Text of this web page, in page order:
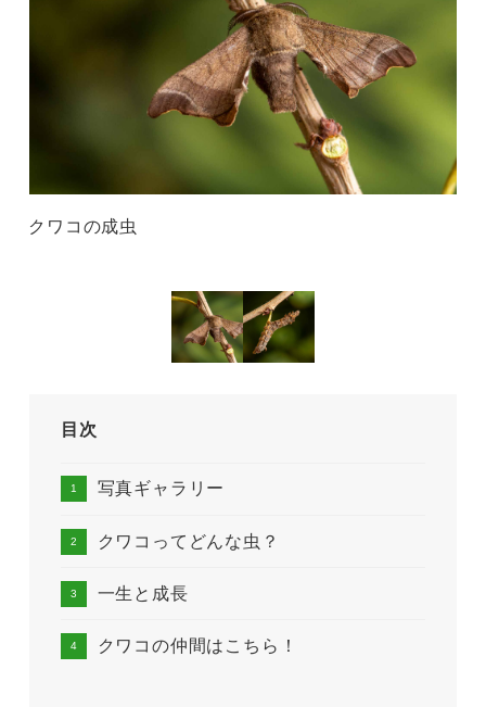
クワコの成虫
目次
写真ギャラリー
クワコってどんな虫？
一生と成長
クワコの仲間はこちら！